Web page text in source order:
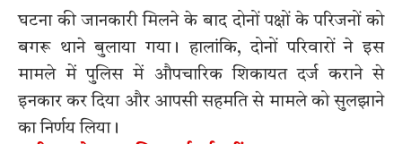
घटना की जानकारी मिलने के बाद दोनों पक्षों के परिजनों को
बगरू थाने बुलाया गया। हालांकि, दोनों परिवारों ने इस
मामले में पुलिस में औपचारिक शिकायत दर्ज कराने से
इनकार कर दिया और आपसी सहमति से मामले को सुलझाने
का निर्णय लिया।